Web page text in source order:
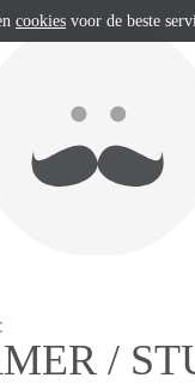
/
cookies voor de beste